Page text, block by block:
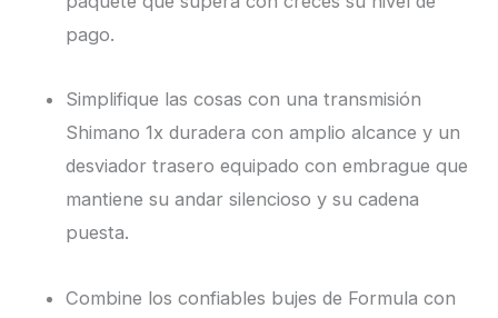
pago.
Simplifique las cosas con una transmisión
Shimano 1x duradera con amplio alcance y un
desviador trasero equipado con embrague que
mantiene su andar silencioso y su cadena
puesta.
Combine los confiables bujes de Formula con